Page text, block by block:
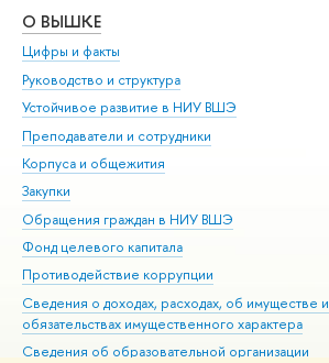
О ВЫШКЕ
Цифры и факты
Руководство и структура
Устойчивое развитие в НИУ ВШЭ
Преподаватели и сотрудники
Корпуса и общежития
Закупки
Обращения граждан в НИУ ВШЭ
Фонд целевого капитала
Противодействие коррупции
Сведения о доходах, расходах, об имуществе и
обязательствах имущественного характера
Сведения об образовательной организации